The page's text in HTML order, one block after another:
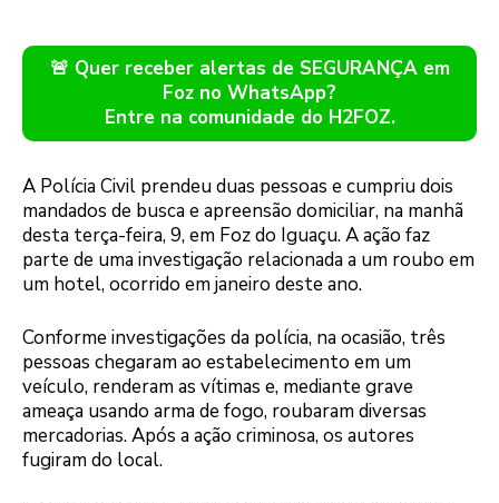
🚨 Quer receber alertas de SEGURANÇA em
Foz no WhatsApp?
Entre na comunidade do H2FOZ.
A Polícia Civil prendeu duas pessoas e cumpriu dois
mandados de busca e apreensão domiciliar, na manhã
desta terça-feira, 9, em Foz do Iguaçu. A ação faz
parte de uma investigação relacionada a um roubo em
um hotel, ocorrido em janeiro deste ano.
Conforme investigações da polícia, na ocasião, três
pessoas chegaram ao estabelecimento em um
veículo, renderam as vítimas e, mediante grave
ameaça usando arma de fogo, roubaram diversas
mercadorias. Após a ação criminosa, os autores
fugiram do local.